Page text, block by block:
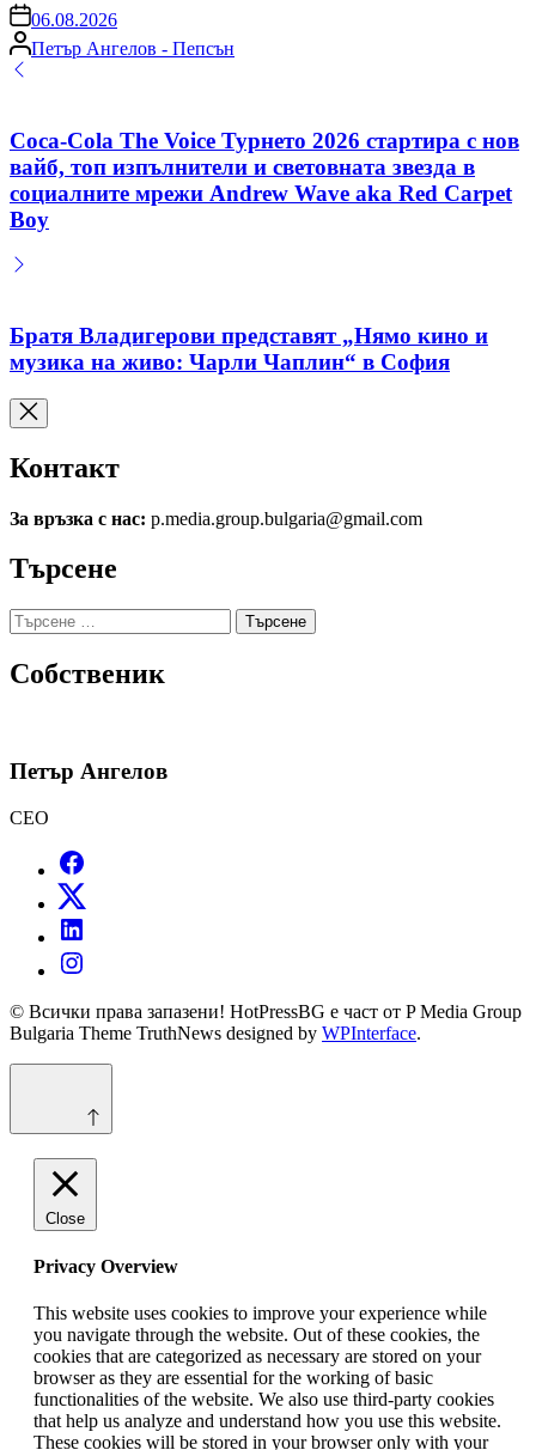
on06.08.2026
Posted
by
Петър Ангелов - Пепсън
Coca-Cola The Voice Турнето 2026 стартира с нов
вайб, топ изпълнители и световната звезда в
социалните мрежи Andrew Wave aka Red Carpet
Boy
Братя Владигерови представят „Нямо кино и
музика на живо: Чарли Чаплин“ в София
Контакт
За връзка с нас: p.media.group.bulgaria@gmail.com
Търсене
Търсене
за:
Собственик
Петър Ангелов
CEO
© Всички права запазени! HotPressBG е част от P Media Group
Bulgaria Theme TruthNews designed by WPInterface.
Close
Privacy Overview
This website uses cookies to improve your experience while
you navigate through the website. Out of these cookies, the
cookies that are categorized as necessary are stored on your
browser as they are essential for the working of basic
functionalities of the website. We also use third-party cookies
that help us analyze and understand how you use this website.
These cookies will be stored in your browser only with your